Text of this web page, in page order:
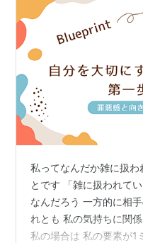
私ってなんだか雑に扱
とです 「雑に扱われて
なんだろう 一方的に相
れとも 私の気持ちに関
私の場合は 私の要素が1